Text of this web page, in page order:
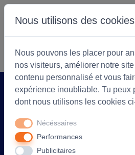
S'identifier Commencer
Accueil Arlea
Nous utilisons des cookies
Nous pouvons les placer pour
nos visiteurs, améliorer notre
contenu personnalisé et vous
expérience inoubliable. Tu peux
dont nous utilisons les cookies
Nécéssaires
Performances
Publicitaires